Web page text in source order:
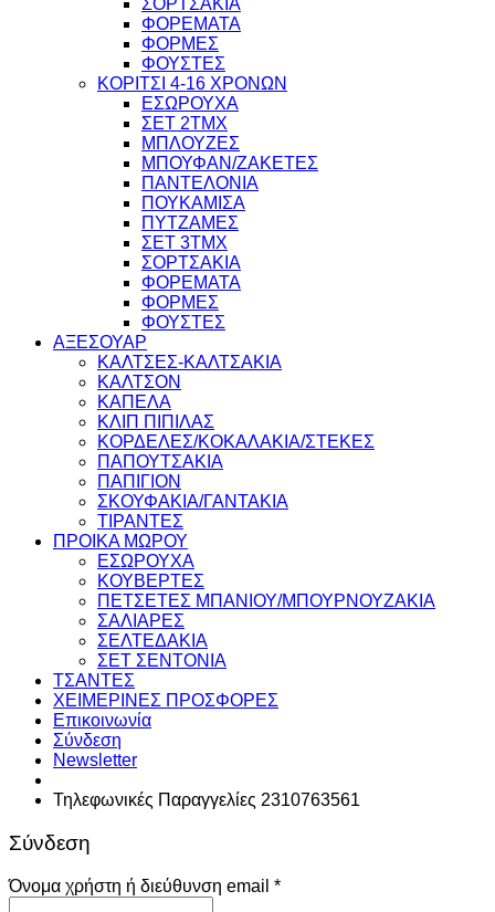
ΣΟΡΤΣΑΚΙΑ
ΦΟΡΕΜΑΤΑ
ΦΟΡΜΕΣ
ΦΟΥΣΤΕΣ
ΚΟΡΙΤΣΙ 4-16 ΧΡΟΝΩΝ
ΕΣΩΡΟΥΧΑ
ΣΕΤ 2ΤΜΧ
ΜΠΛΟΥΖΕΣ
ΜΠΟΥΦΑΝ/ΖΑΚΕΤΕΣ
ΠΑΝΤΕΛΟΝΙΑ
ΠΟΥΚΑΜΙΣΑ
ΠΥΤΖΑΜΕΣ
ΣΕΤ 3ΤΜΧ
ΣΟΡΤΣΑΚΙΑ
ΦΟΡΕΜΑΤΑ
ΦΟΡΜΕΣ
ΦΟΥΣΤΕΣ
ΑΞΕΣΟΥΑΡ
ΚΑΛΤΣΕΣ-ΚΑΛΤΣΑΚΙΑ
ΚΑΛΤΣΟΝ
ΚΑΠΕΛΑ
ΚΛΙΠ ΠΙΠΙΛΑΣ
ΚΟΡΔΕΛΕΣ/ΚΟΚΑΛΑΚΙΑ/ΣΤΕΚΕΣ
ΠΑΠΟΥΤΣΑΚΙΑ
ΠΑΠΙΓΙΟΝ
ΣΚΟΥΦΑΚΙΑ/ΓΑΝΤΑΚΙΑ
ΤΙΡΑΝΤΕΣ
ΠΡΟΙΚΑ ΜΩΡΟΥ
ΕΣΩΡΟΥΧΑ
ΚΟΥΒΕΡΤΕΣ
ΠΕΤΣΕΤΕΣ ΜΠΑΝΙΟΥ/ΜΠΟΥΡΝΟΥΖΑΚΙΑ
ΣΑΛΙΑΡΕΣ
ΣΕΛΤΕΔΑΚΙΑ
ΣΕΤ ΣΕΝΤΟΝΙΑ
ΤΣΑΝΤΕΣ
ΧΕΙΜΕΡΙΝΕΣ ΠΡΟΣΦΟΡΕΣ
Επικοινωνία
Σύνδεση
Newsletter
Τηλεφωνικές Παραγγελίες 2310763561
Σύνδεση
Όνομα χρήστη ή διεύθυνση email *Απαιτείται